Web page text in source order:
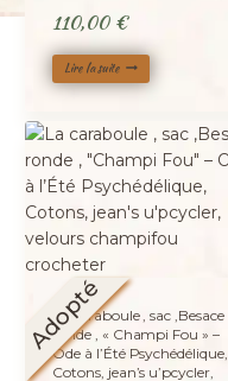
110,00 €
Lire la suite
Adopté
La caraboule , sac ,Besace
ronde , « Champi Fou » –
Ode à l’Été Psychédélique,
Cotons, jean’s u’pcycler,